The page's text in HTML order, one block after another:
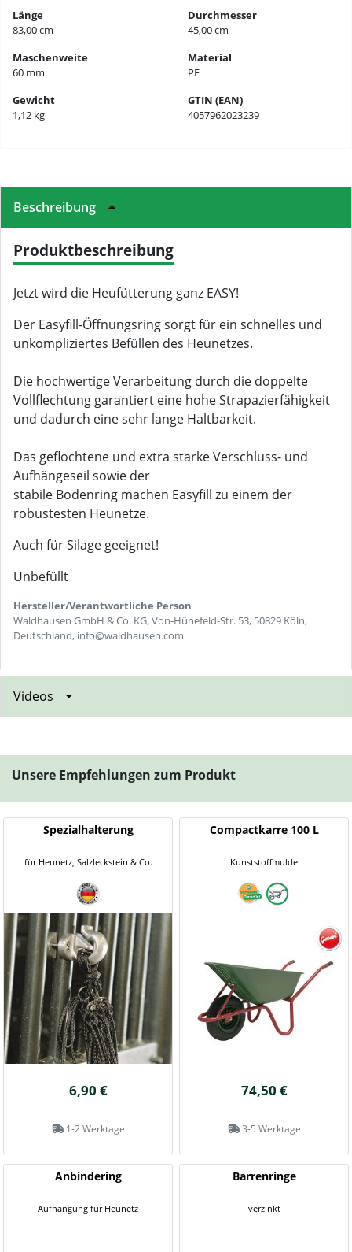
Länge
83,00 cm
Durchmesser
45,00 cm
Maschenweite
60 mm
Material
PE
Gewicht
1,12 kg
GTIN (EAN)
4057962023239
Beschreibung
Produktbeschreibung
Jetzt wird die Heufütterung ganz EASY!
Der Easyfill-Öffnungsring sorgt für ein schnelles und
unkompliziertes Befüllen des Heunetzes.
Die hochwertige Verarbeitung durch die doppelte
Vollflechtung garantiert eine hohe Strapazierfähigkeit
und dadurch eine sehr lange Haltbarkeit.
Das geflochtene und extra starke Verschluss- und
Aufhängeseil sowie der
stabile Bodenring machen Easyfill zu einem der
robustesten Heunetze.
Auch für Silage geeignet!
Unbefüllt
Hersteller/Verantwortliche Person
Waldhausen GmbH & Co. KG, Von-Hünefeld-Str. 53, 50829 Köln,
Deutschland, info@waldhausen.com
Videos
Unsere Empfehlungen zum Produkt
Spezialhalterung
für Heunetz, Salzleckstein & Co.
6,90 €
1-2 Werktage
Compactkarre 100 L
Kunststoffmulde
74,50 €
3-5 Werktage
Anbindering
Aufhängung für Heunetz
Barrenringe
verzinkt